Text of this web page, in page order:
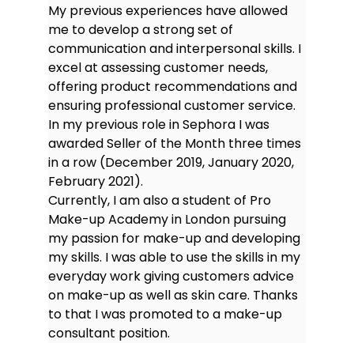
My previous experiences have allowed
me to develop a strong set of
communication and interpersonal skills. I
excel at assessing customer needs,
offering product recommendations and
ensuring professional customer service.
In my previous role in Sephora I was
awarded Seller of the Month three times
in a row (December 2019, January 2020,
February 2021).
Currently, I am also a student of Pro
Make-up Academy in London pursuing
my passion for make-up and developing
my skills. I was able to use the skills in my
everyday work giving customers advice
on make-up as well as skin care. Thanks
to that I was promoted to a make-up
consultant position.